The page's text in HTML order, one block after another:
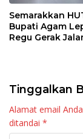
Semarakkan
Bupati Agam
Regu Gerak
Tinggalkan
Alamat email
ditandai *